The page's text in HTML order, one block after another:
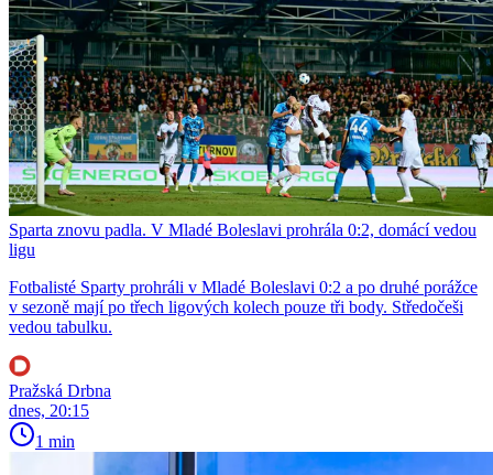
Sparta znovu padla. V Mladé Boleslavi prohrála 0:2, domácí vedou
ligu
Fotbalisté Sparty prohráli v Mladé Boleslavi 0:2 a po druhé porážce
v sezoně mají po třech ligových kolech pouze tři body. Středočeši
vedou tabulku.
Pražská Drbna
dnes, 20:15
1 min